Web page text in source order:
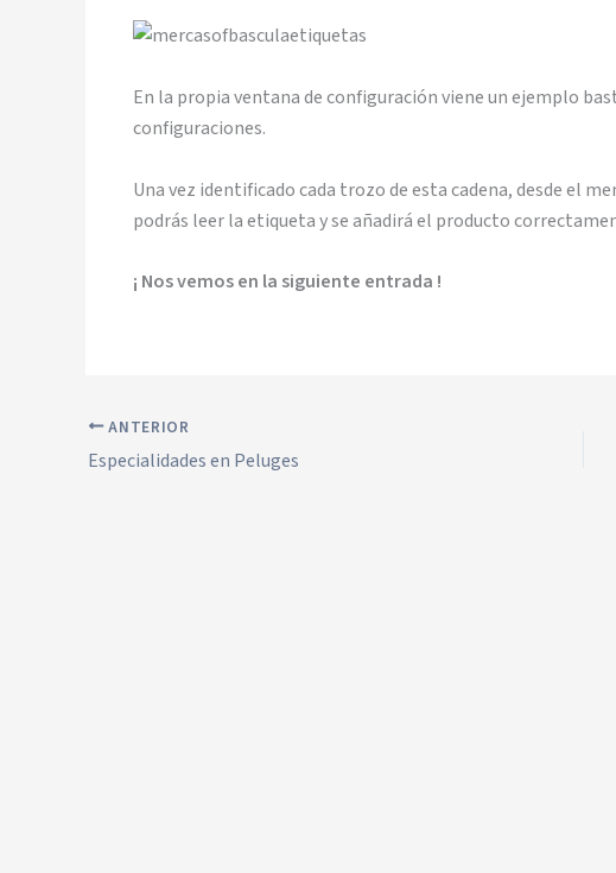
En la propia ventana de configuración viene un ejemplo
configuraciones.
Una vez identificado cada trozo de esta cadena, desde el
podrás leer la etiqueta y se añadirá el producto
¡ Nos vemos en la siguiente entrada !
ANTERIOR
Especialidades en Peluges